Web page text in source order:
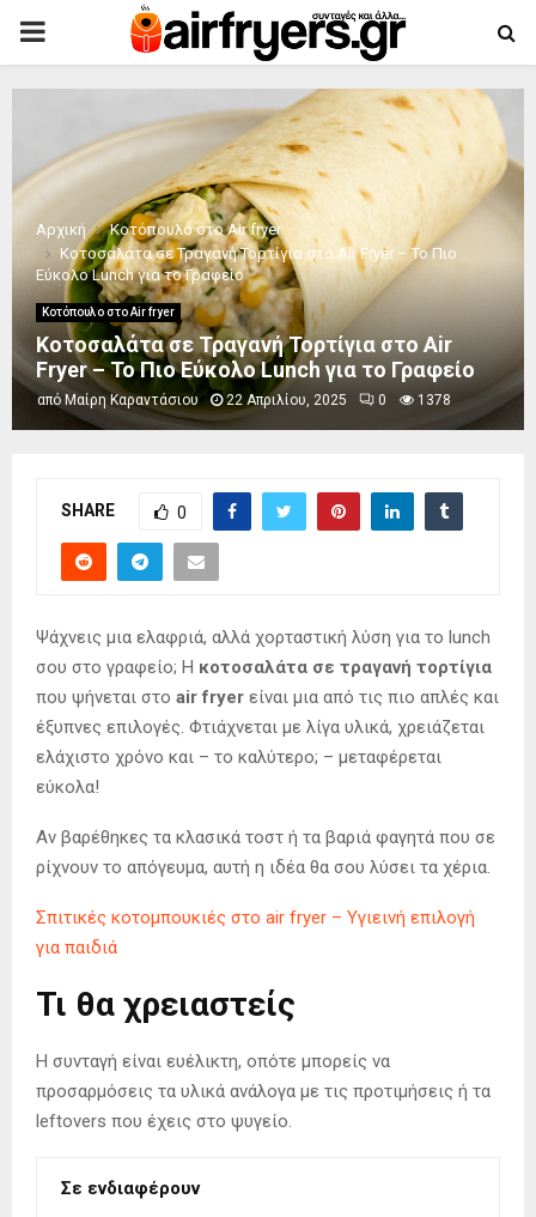
PRIMARY
MENU
Αρχική
Κοτόπουλο στο Air fryer
Κοτοσαλάτα σε Τραγανή Τορτίγια στο Air Fryer – Το Πιο
Εύκολο Lunch για το Γραφείο
Κοτόπουλο στο Air fryer
Κοτοσαλάτα σε Τραγανή Τορτίγια στο Air
Fryer – Το Πιο Εύκολο Lunch για το Γραφείο
από Μαίρη Καραντάσιου 22 Απριλίου, 2025 0 1378
SHARE 0
Ψάχνεις μια ελαφριά, αλλά χορταστική λύση για το lunch
σου στο γραφείο; Η κοτοσαλάτα σε τραγανή τορτίγια
που ψήνεται στο air fryer είναι μια από τις πιο απλές και
έξυπνες επιλογές. Φτιάχνεται με λίγα υλικά, χρειάζεται
ελάχιστο χρόνο και – το καλύτερο; – μεταφέρεται
εύκολα!
Αν βαρέθηκες τα κλασικά τοστ ή τα βαριά φαγητά που σε
ρίχνουν το απόγευμα, αυτή η ιδέα θα σου λύσει τα χέρια.
Σπιτικές κοτομπουκιές στο air fryer – Υγιεινή επιλογή
για παιδιά
Τι θα χρειαστείς
Η συνταγή είναι ευέλικτη, οπότε μπορείς να
προσαρμόσεις τα υλικά ανάλογα με τις προτιμήσεις ή τα
leftovers που έχεις στο ψυγείο.
Σε ενδιαφέρουν